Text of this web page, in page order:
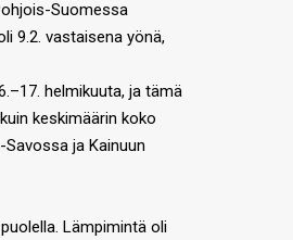
Suomessa
9.2. vastaisena yönä,
helmikuuta, ja tämä
keskimäärin koko
ja Kainuun
Lämpimintä oli